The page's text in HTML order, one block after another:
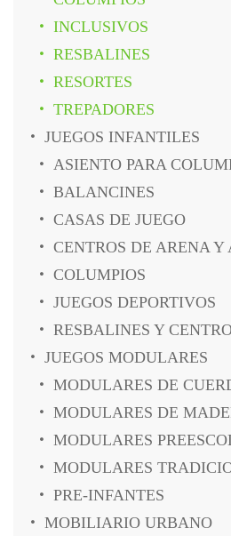
INCLUSIVOS
RESBALINES
RESORTES
TREPADORES
JUEGOS INFANTILES
ASIENTO PARA
BALANCINES
CASAS DE JUEGO
CENTROS DE ARENA Y
COLUMPIOS
JUEGOS DEPORTIVOS
RESBALINES Y
JUEGOS MODULARES
MODULARES DE
MODULARES DE
MODULARES
MODULARES
PRE-INFANTES
MOBILIARIO URBANO